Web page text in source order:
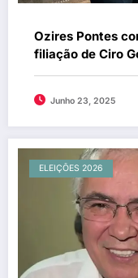
Ozires Pontes
filiação de Ciro
Junho 23, 2025
ELEIÇÕES 2026